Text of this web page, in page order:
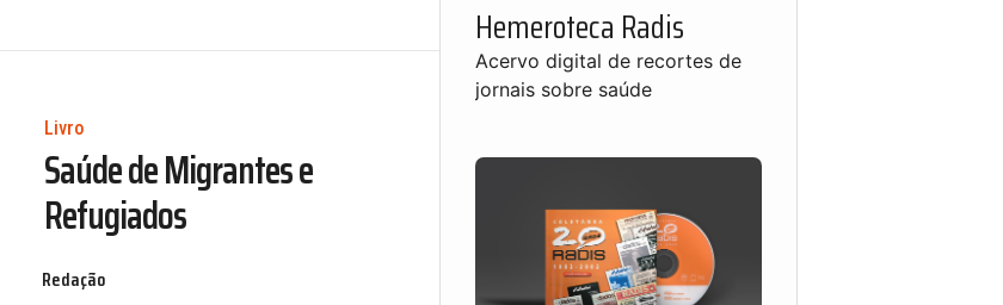
Livro
Saúde de Migrantes e
Refugiados
Redação
Hemeroteca Radis
Acervo digital de recortes de
jornais sobre saúde